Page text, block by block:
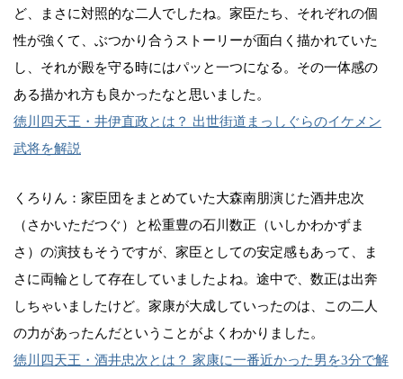
ど、まさに対照的な二人でしたね。家臣たち、それぞれの個
性が強くて、ぶつかり合うストーリーが面白く描かれていた
し、それが殿を守る時にはパッと一つになる。その一体感の
ある描かれ方も良かったなと思いました。
徳川四天王・井伊直政とは？ 出世街道まっしぐらのイケメン
武将を解説
くろりん：家臣団をまとめていた大森南朋演じた酒井忠次
（さかいただつぐ）と松重豊の石川数正（いしかわかずま
さ）の演技もそうですが、家臣としての安定感もあって、ま
さに両輪として存在していましたよね。途中で、数正は出奔
しちゃいましたけど。家康が大成していったのは、この二人
の力があったんだということがよくわかりました。
徳川四天王・酒井忠次とは？ 家康に一番近かった男を3分で解